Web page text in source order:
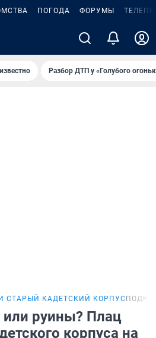
ПОГОДА ФОРУМЫ
Разбор ДТП у «Голубого
СТАРЫЙ КАДЕТСКИЙ КОРПУС
руины? Плац
корпуса на